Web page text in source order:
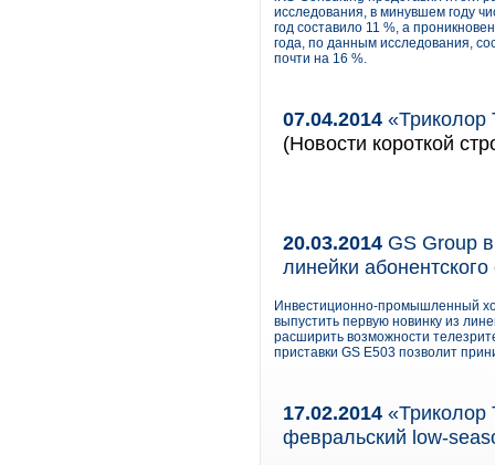
исследования, в минувшем году
год составило 11 %, а
года, по данным исследования,
почти на 16 %.
07.04.2014 «Триколор
(Новости короткой
20.03.2014 GS Group
линейки
Инвестиционно-промышленный
выпустить первую новинку из
расширить возможности
приставки GS E503 позволит
17.02.2014 «Триколор
февральский low-